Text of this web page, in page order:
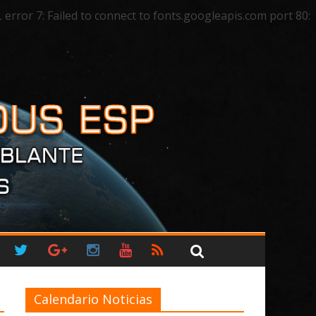
7: Failed to connect to fonts.googleapis.com port 80:
Calendario Noticias